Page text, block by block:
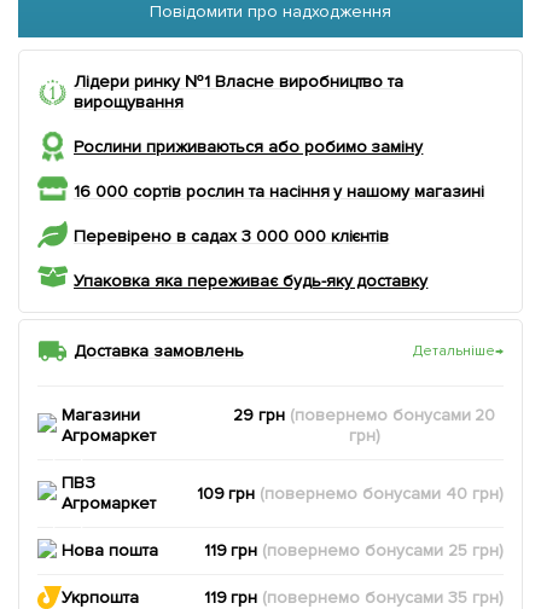
Повідомити про надходження
Лідери ринку №1 Власне виробництво та
вирощування
Рослини приживаються або робимо заміну
16 000 сортів рослин та насіння у нашому магазині
Перевірено в садах 3 000 000 клієнтів
Упаковка яка переживає будь-яку доставку
Доставка замовлень Детальніше→
Магазини
Агромаркет
29 грн (повернемобонусами 20
грн)
ПВЗ
Агромаркет
109 грн (повернемо бонусами 40 грн)
Нова пошта 119 грн (повернемо бонусами 25 грн)
Укрпошта 119 грн (повернемо бонусами35 грн)